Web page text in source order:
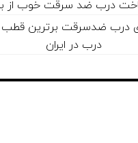
درب ضد سرقت خوب از
درب ضدسرقت برترین قطب
درب در ایران